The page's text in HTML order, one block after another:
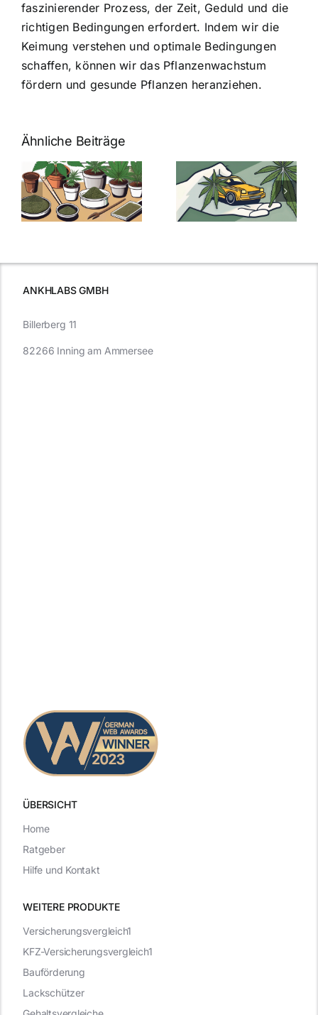
faszinierender Prozess, der Zeit, Geduld und die
richtigen Bedingungen erfordert. Indem wir die
Keimung verstehen und optimale Bedingungen
schaffen, können wir das Pflanzenwachstum
fördern und gesunde Pflanzen heranziehen.
Ähnliche Beiträge
Neue THC-
Grenzwert-
Regelung:
Was Sie über
Cannabis und
müssen
Cannabis
Samen
kaufen: Alles
was Sie
ANKHLABS GMBH
ÜBERSICHT
WEITERE PRODUKTE
Billerberg 11
82266 Inning am Ammersee
Versicherungsvergleich1
KFZ-Versicherungsvergleich1
Bauförderung
Lackschützer
Home
Ratgeber
Hilfe und Kontakt